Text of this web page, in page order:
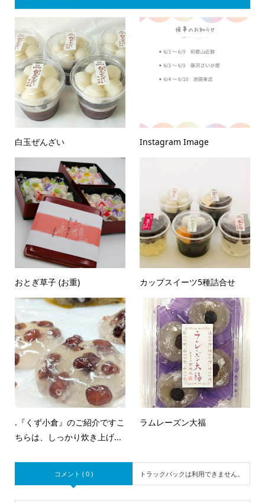
白玉ぜんざい Instagram Image
おとぎ草子 (お重) カップスイーツ5種詰合せ
.『くず小倉』のご紹介ですこ
ちらは、しっかり炊き上げ...
ラムレーズン大福
コメント ( 0 ) トラックバックは利用できません。